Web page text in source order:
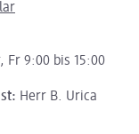
Fr 9:00 bis 15:00
Herr B. Urica